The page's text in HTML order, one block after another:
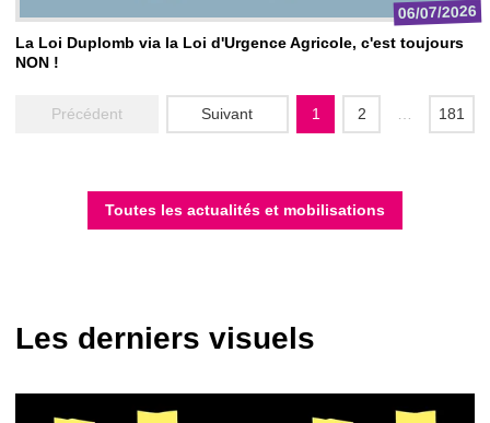
06/07/2026
La Loi Duplomb via la Loi d'Urgence Agricole, c'est toujours
NON !
Précédent Suivant 1 2 … 181
Toutes les actualités et mobilisations
Les derniers visuels